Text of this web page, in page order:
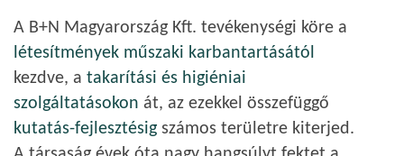
A B+N Magyarország Kft. tevékenységi köre a
létesítmények műszaki karbantartásától
kezdve, a takarítási és higiéniai
szolgáltatásokon át, az ezekkel összefüggő
kutatás-fejlesztésig számos területre kiterjed.